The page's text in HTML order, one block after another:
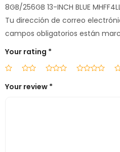
8GB/256GB 13-INCH BLUE
Tu dirección de correo
campos obligatorios están
Your rating *
Your review *